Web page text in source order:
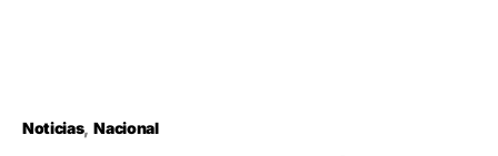
Noticias Nacional